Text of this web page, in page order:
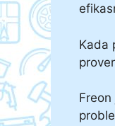
Kada